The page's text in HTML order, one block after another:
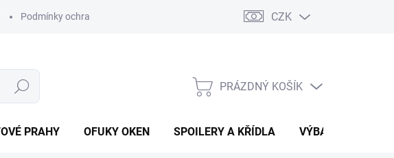
Podmínky ochrany osobních údajů Vracení zboží a reklamace
CZK
Hledat
NÁKUPNÍ
PRÁZDNÝ KOŠÍK
PRAHY OFUKY OKEN SPOILERY A KŘÍDLA VÝBAVA AUTA